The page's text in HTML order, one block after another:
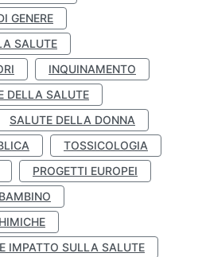
GENERE
SALUTE
INQUINAMENTO
DELLA SALUTE
SALUTE DELLA DONNA
TOSSICOLOGIA
PROGETTI EUROPEI
IMPATTO SULLA SALUTE